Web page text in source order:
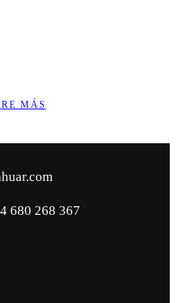
MÁS
680 268 367